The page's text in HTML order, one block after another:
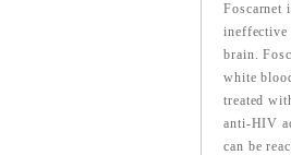
Foscarnet
ineffective
brain.
white
treated
anti-HIV
can be